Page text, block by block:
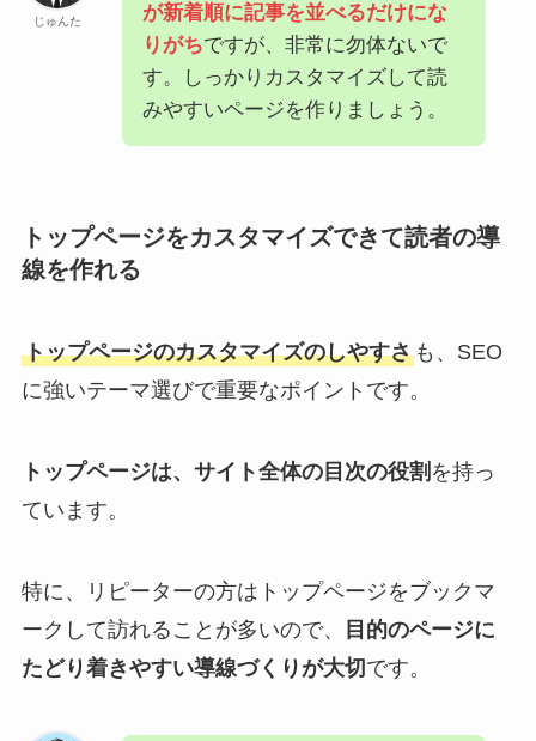
じゅんた
が新着順に記事を並べるだけにな
りがちですが、非常に勿体ないで
す。しっかりカスタマイズして読
みやすいページを作りましょう。
トップページをカスタマイズできて読者の導
線を作れる
トップページのカスタマイズのしやすさも、SEO
に強いテーマ選びで重要なポイントです。
トップページは、サイト全体の目次の役割 を持っ
ています。
特に、リピーターの方はトップページをブックマ
ークして訪れることが多いので、
目的のページに
たどり着きやすい導線づくりが大切です。